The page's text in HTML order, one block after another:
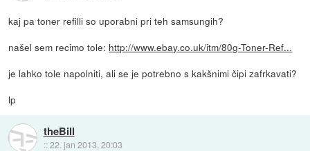
kaj pa toner refilli so uporabni pri teh samsungih?
našel sem recimo tole: http://www.ebay.co.uk/itm/80g-Toner-Ref...
je lahko tole napolniti, ali se je potrebno s kakšnimi čipi zafrkavati?
lp
theBill
::22. jan 2013, 20:03